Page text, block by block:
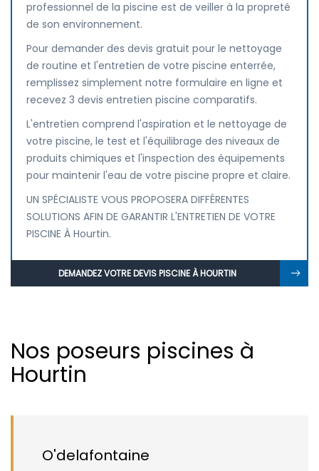
professionnel de la piscine est de veiller à la propreté
de son environnement.
Pour demander des devis gratuit pour le nettoyage
de routine et l'entretien de votre piscine enterrée,
remplissez simplement notre formulaire en ligne et
recevez 3 devis entretien piscine comparatifs.
L'entretien comprend l'aspiration et le nettoyage de
votre piscine, le test et l'équilibrage des niveaux de
produits chimiques et l'inspection des équipements
pour maintenir l'eau de votre piscine propre et claire.
UN SPÉCIALISTE VOUS PROPOSERA DIFFÉRENTES
SOLUTIONS AFIN DE GARANTIR L'ENTRETIEN DE VOTRE
PISCINE À Hourtin.
DEMANDEZ VOTRE DEVIS PISCINE À HOURTIN
Nos poseurs piscines à
Hourtin
O'delafontaine